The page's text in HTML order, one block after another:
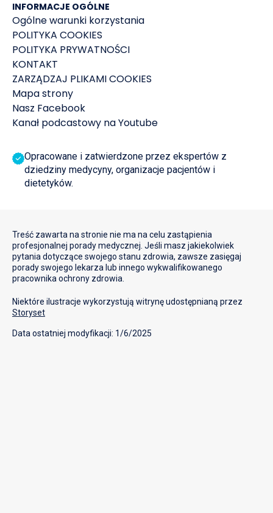
INFORMACJE OGÓLNE
Ogólne warunki korzystania
POLITYKA COOKIES
POLITYKA PRYWATNOŚCI
KONTAKT
ZARZĄDZAJ PLIKAMI COOKIES
Mapa strony
Nasz Facebook
Kanał podcastowy na Youtube
Opracowane i zatwierdzone przez ekspertów z
dziedziny medycyny, organizacje pacjentów i
dietetyków.
Treść zawarta na stronie nie ma na celu zastąpienia
profesjonalnej porady medycznej. Jeśli masz jakiekolwiek
pytania dotyczące swojego stanu zdrowia, zawsze zasięgaj
porady swojego lekarza lub innego wykwalifikowanego
pracownika ochrony zdrowia.
Niektóre ilustracje wykorzystują witrynę udostępnianą przez
Storyset
Data ostatniej modyfikacji: 1/6/2025